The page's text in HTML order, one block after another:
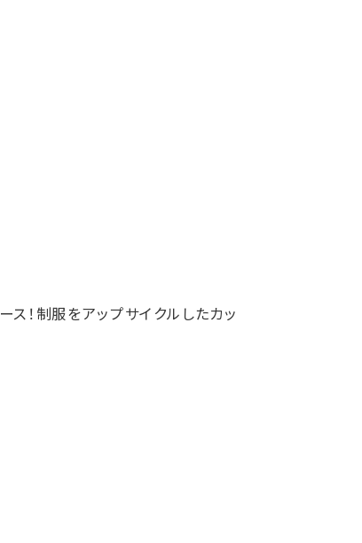
ス！制服をアップサイクルしたカッ